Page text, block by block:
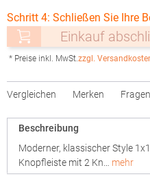
Schritt 4: Schließen Sie Ihre
Einkauf
* Preise inkl. MwSt.zzgl.
Vergleichen Merken
Beschreibung
Moderner, klassischer Style
Knopfleiste mit 2 Kn… mehr